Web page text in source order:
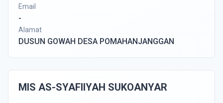
Email
-
Alamat
DUSUN GOWAH DESA POMAHANJANGGAN
MIS AS-SYAFIIYAH SUKOANYAR